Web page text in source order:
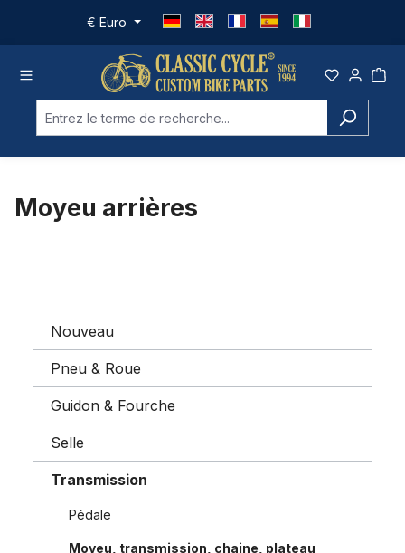
Passer au contenu principal
€ Euro
Moyeu arrières
Nouveau
Pneu & Roue
Guidon & Fourche
Selle
Transmission
Pédale
Moyeu, transmission, chaine, plateau